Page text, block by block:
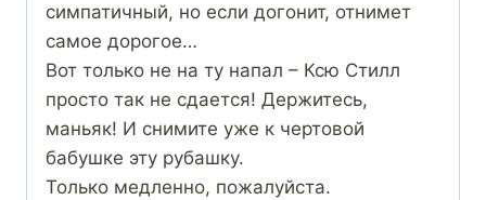
симпатичный, но если догонит, отнимет
самое дорогое…
Вот только не на ту напал – Ксю Стилл
просто так не сдается! Держитесь,
маньяк! И снимите уже к чертовой
бабушке эту рубашку.
Только медленно, пожалуйста.